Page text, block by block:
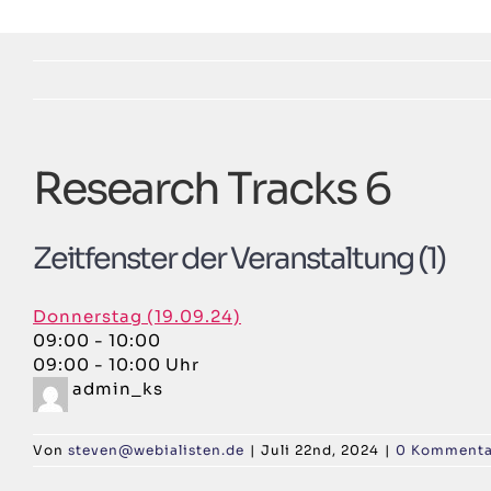
Research Tracks 6
Zeitfenster der Veranstaltung (1)
Donnerstag (19.09.24)
09:00 - 10:00
09:00 - 10:00 Uhr
admin_ks
Von steven@webialisten.de | Juli 22nd, 2024 | 0